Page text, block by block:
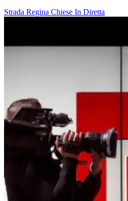
Strada Regina Chiese In Diretta